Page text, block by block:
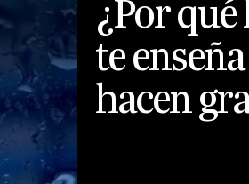
¿Por
te
hacen